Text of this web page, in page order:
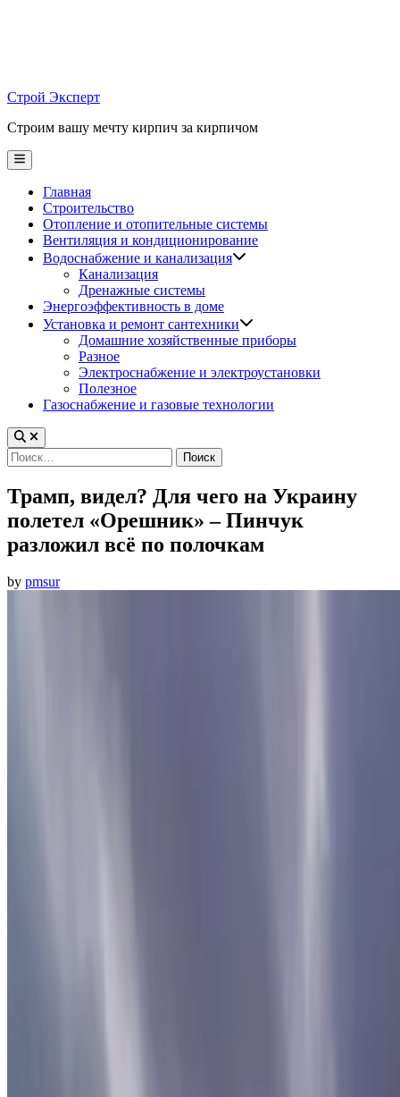
Строй Эксперт
Строим вашу мечту кирпич за кирпичом
Main
Menu
Главная
Строительство
Отопление и отопительные системы
Вентиляция и кондиционирование
Водоснабжение и канализация
Канализация
Дренажные системы
Энергоэффективность в доме
Установка и ремонт сантехники
Домашние хозяйственные приборы
Разное
Электроснабжение и электроустановки
Полезное
Газоснабжение и газовые технологии
Найти:
Трамп, видел? Для чего на Украину
полетел «Орешник» – Пинчук
разложил всё по полочкам
by pmsur